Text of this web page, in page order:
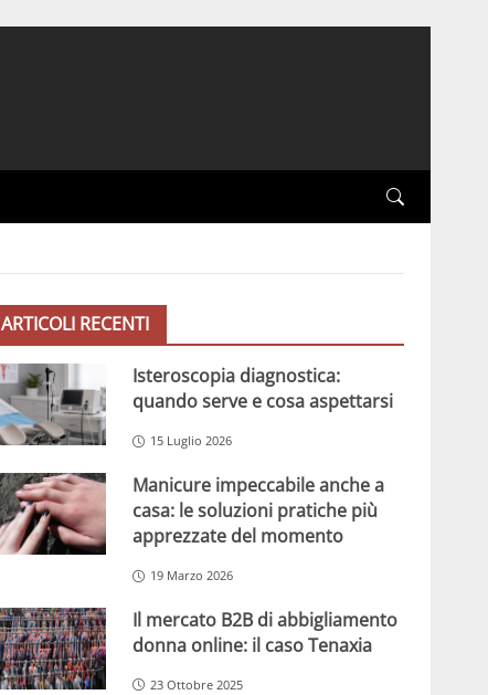
ARTICOLI RECENTI
Isteroscopia diagnostica:
quando serve e cosa aspettarsi
15 Luglio 2026
Manicure impeccabile anche a
casa: le soluzioni pratiche più
apprezzate del momento
19 Marzo 2026
Il mercato B2B di abbigliamento
donna online: il caso Tenaxia
23 Ottobre 2025